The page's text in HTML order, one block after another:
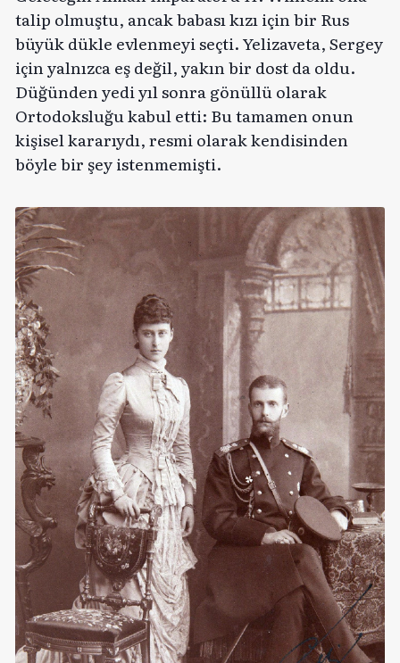
talip olmuştu, ancak babası kızı için bir Rus
büyük dükle evlenmeyi seçti. Yelizaveta, Sergey
için yalnızca eş değil, yakın bir dost da oldu.
Düğünden yedi yıl sonra gönüllü olarak
Ortodoksluğu kabul etti: Bu tamamen onun
kişisel kararıydı, resmi olarak kendisinden
böyle bir şey istenmemişti.